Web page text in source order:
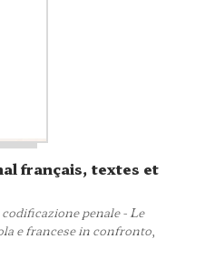
français, textes et
penale - Le
e francese in confronto,